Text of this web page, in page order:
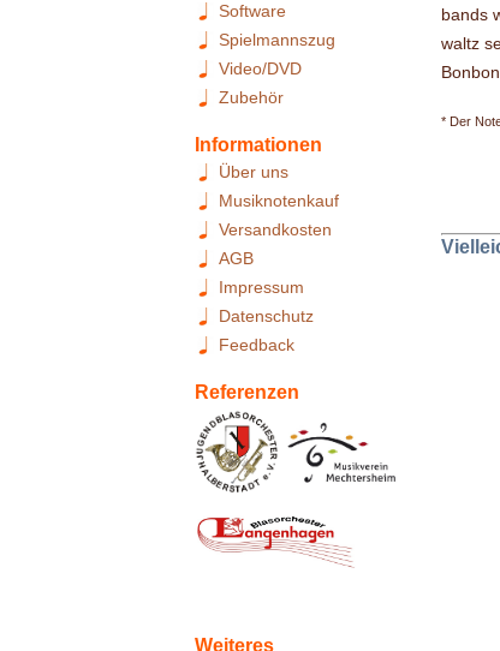
Software
Spielmannszug
Video/DVD
Zubehör
Informationen
Über uns
Musiknotenkauf
Versandkosten
AGB
Impressum
Datenschutz
Feedback
Referenzen
Weiteres
bands
waltz
* Der